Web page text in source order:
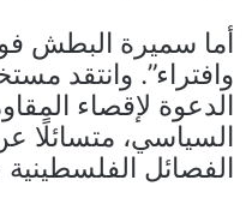
أما سميرة البطش
وافتراء”. وانتقد
الدعوة لإقصاء
السياسي، متسائلًا عن
الفصائل